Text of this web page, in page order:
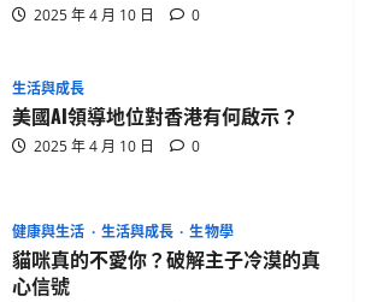
2025 年 4 月 10 日 0
生活與成長
美國AI領導地位對香港有何啟示？
2025 年 4 月 10 日 0
健康與生活 生活與成長 生物學
貓咪真的不愛你？破解主子冷漠的真
心信號